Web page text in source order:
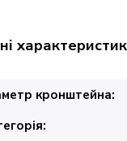
кронштейна: